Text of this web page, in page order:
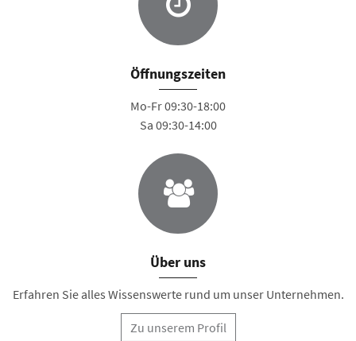
Öffnungszeiten
Mo-Fr 09:30-18:00
Sa 09:30-14:00
Über uns
Erfahren Sie alles Wissenswerte rund um unser Unternehmen.
Zu unserem Profil